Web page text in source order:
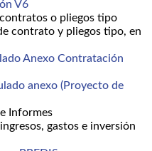
V6
o pliegos tipo
contrato y pliegos tipo, en
Anexo Contratación
anexo (Proyecto de
Informes
gastos e inversión